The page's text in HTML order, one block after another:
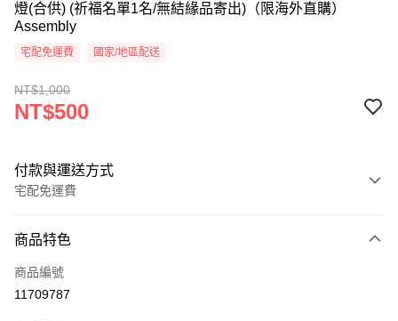
燈(合供) (祈福名單1名/無結緣品寄出)（限海外直購）
Assembly
宅配免運費 國家/地區配送
NT$1,000
NT$500
付款與運送方式
宅配免運費
信用卡一次付款
Apple Pay
商品特色
商品編號
11709787